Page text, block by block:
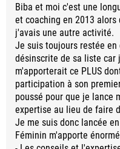
Biba et moi c'est une
et coaching en 2013
j'avais une autre activité.
Je suis toujours restée
désinscrite de sa liste car
m'apporterait ce PLUS
participation à son
poussé pour que je lance
expertise au lieu de faire
Je me suis donc lancée
Féminin m'apporte